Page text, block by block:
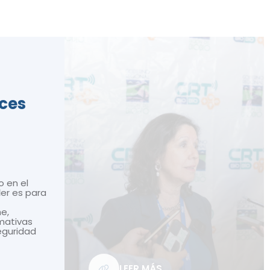
en el
es para